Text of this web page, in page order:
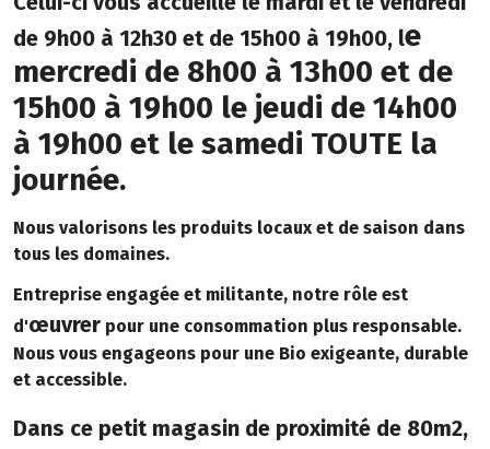
de 9h00 à 12h30 et de 15h00 à 19h00, le
mercredi de 8h00 à 13h00 et de
15h00 à 19h00 le jeudi de 14h00
à 19h00 et le samedi TOUTE la
journée.
Nous valorisons les produits locaux et de saison dans
tous les domaines.
Entreprise engagée et militante, notre rôle est
d'œuvrer pour une consommation plus responsable.
Nous vous engageons pour une Bio exigeante, durable
et accessible.
Dans ce petit magasin de proximité de 80m2,